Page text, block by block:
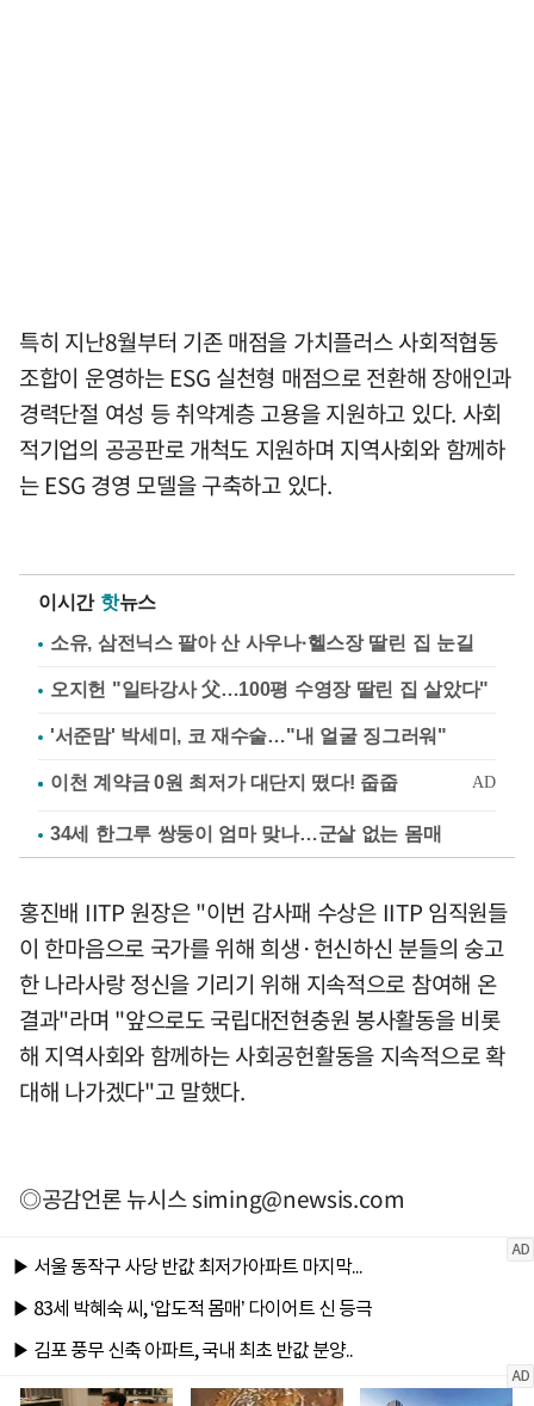
특히 지난8월부터 기존 매점을 가치플러스 사회적협동
조합이 운영하는 ESG 실천형 매점으로 전환해 장애인과
경력단절 여성 등 취약계층 고용을 지원하고 있다. 사회
적기업의 공공판로 개척도 지원하며 지역사회와 함께하
는 ESG 경영 모델을 구축하고 있다.
이시간 핫뉴스
소유, 삼전닉스 팔아 산 사우나·헬스장 딸린 집 눈길
오지헌 "일타강사 父…100평 수영장 딸린 집 살았다"
'서준맘' 박세미, 코 재수술…"내 얼굴 징그러워"
34세 한그루 쌍둥이 엄마 맞나…군살 없는 몸매
홍진배 IITP 원장은 "이번 감사패 수상은 IITP 임직원들
이 한마음으로 국가를 위해 희생·헌신하신 분들의 숭고
한 나라사랑 정신을 기리기 위해 지속적으로 참여해 온
결과"라며 "앞으로도 국립대전현충원 봉사활동을 비롯
해 지역사회와 함께하는 사회공헌활동을 지속적으로 확
대해 나가겠다"고 말했다.
◎공감언론 뉴시스siming@newsis.com